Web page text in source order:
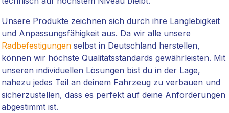
Unsere Produkte zeichnen sich durch ihre Langlebigkeit
und Anpassungsfähigkeit aus. Da wir alle unsere
Radbefestigungenselbst in Deutschland herstellen,
können wir höchste Qualitätsstandards gewährleisten. Mit
unseren individuellen Lösungen bist du in der Lage,
nahezu jedes Teil an deinem Fahrzeug zu verbauen und
sicherzustellen, dass es perfekt auf deine Anforderungen
abgestimmt ist.